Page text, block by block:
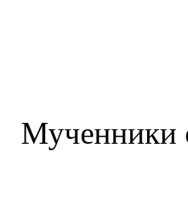
Мученники